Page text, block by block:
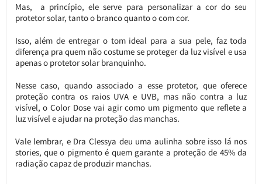
Mas, a princípio, ele serve para personalizar a cor do seu
protetor solar, tanto o branco quanto o com cor.
Isso, além de entregar o tom ideal para a sua pele, faz toda
diferença pra quem não costume se proteger da luz visível e usa
apenas o protetor solar branquinho.
Nesse caso, quando associado a esse protetor, que oferece
proteção contra os raios UVA e UVB, mas não contra a luz
visível, o Color Dose vai agir como um pigmento que reflete a
luz visível e ajudar na proteção das manchas.
Vale lembrar, e Dra Clessya deu uma aulinha sobre isso lá nos
stories, que o pigmento é quem garante a proteção de 45% da
radiação capaz de produzir manchas.